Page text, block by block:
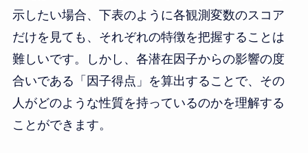
示したい場合、下表のように各観測変数のスコア
だけを見ても、それぞれの特徴を把握することは
難しいです。しかし、各潜在因子からの影響の度
合いである「因子得点」を算出することで、その
人がどのような性質を持っているのかを理解する
ことができます。